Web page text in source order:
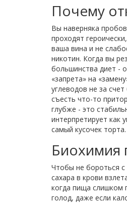
Почему
Вы наверняка
проходят
ваша вина и не
никотин. Когда вы
большинства диет -
«запрета» на
углеводов не за
съесть что-то
глубже - это
интерпретирует как
самый кусочек
Биохимия
Чтобы не бороться с
сахара в крови
когда пища слишком
голод, даже если